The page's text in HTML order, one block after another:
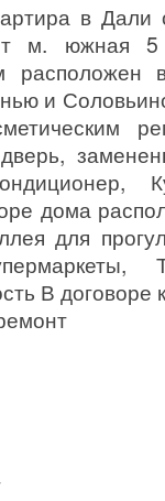
в
м. южная
и
дома
для
В договоре